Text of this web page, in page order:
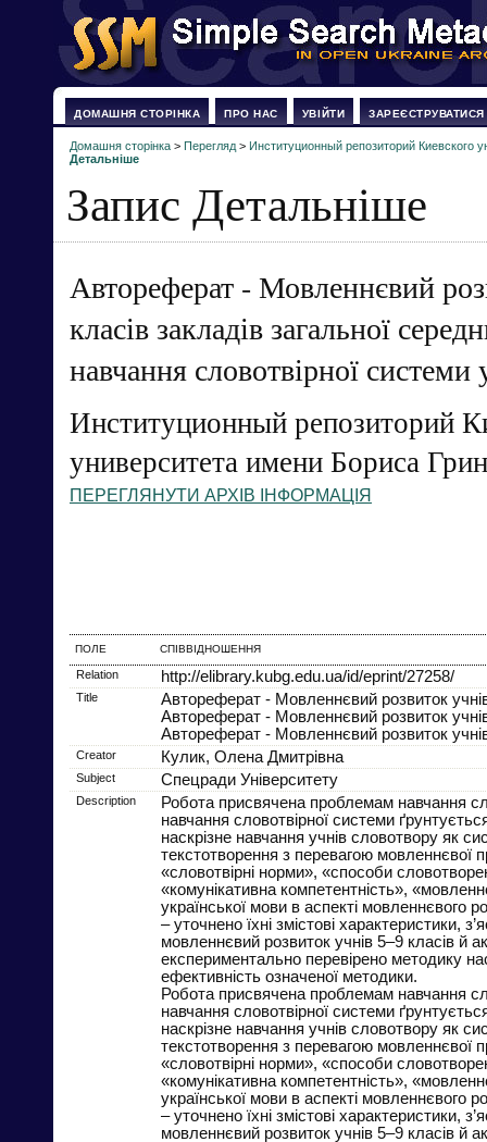
ДОМАШНЯ СТОРІНКА ПРО НАС УВІЙТИ ЗАРЕЄСТРУВАТИСЯ
Домашня сторінка > Перегляд > Институционный репозиторий Киевского
Детальніше
Запис Детальніше
Автореферат - Мовленнєвий
класів закладів загальної
навчання словотвірної системи
Институционный репозиторий
университета имени Бориса
ПЕРЕГЛЯНУТИ АРХІВ ІНФОРМАЦІЯ
ПОЛЕ СПІВВІДНОШЕННЯ
Relation http://elibrary.kubg.edu.ua/id/eprint/27258/
Title
Автореферат - Мовленнєвий розвиток учнів
Автореферат - Мовленнєвий розвиток учнів
Автореферат - Мовленнєвий розвиток учнів
Creator Кулик, Олена Дмитрівна
Subject Спецради Університету
Description
Робота присвячена проблемам навчання
навчання словотвірної системи
наскрізне навчання учнів словотвору як
текстотворення з перевагою мовленнєвої
«словотвірні норми», «способи
«комунікативна компетентність»,
української мови в аспекті мовленнєвого
– уточнено їхні змістові характеристики,
мовленнєвий розвиток учнів 5–9 класів й
експериментально перевірено методику
ефективність означеної методики.
Робота присвячена проблемам навчання
навчання словотвірної системи
наскрізне навчання учнів словотвору як
текстотворення з перевагою мовленнєвої
«словотвірні норми», «способи
«комунікативна компетентність»,
української мови в аспекті мовленнєвого
– уточнено їхні змістові характеристики,
мовленнєвий розвиток учнів 5–9 класів й